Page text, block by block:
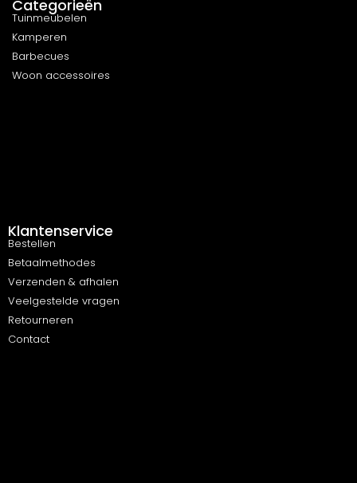
Categorieën
Tuinmeubelen
Kamperen
Barbecues
Woon accessoires
Klantenservice
Bestellen
Betaalmethodes
Verzenden & afhalen
Veelgestelde vragen
Retourneren
Contact